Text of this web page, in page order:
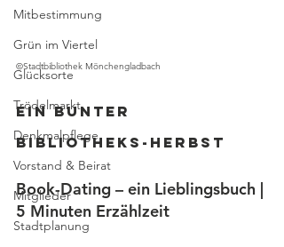
Mitbestimmung
Grün im Viertel
Glücksorte
Trödelmarkt
Denkmalpflege
Vorstand & Beirat
Mitglieder
Stadtplanung
©Stadtbibliothek Mönchengladbach
Ein bunter
Bibliotheks-Herbst
Book-Dating – ein Lieblingsbuch |
5 Minuten Erzählzeit